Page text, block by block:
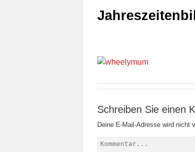
Schreiben Sie einen
Deine E-Mail-Adresse wird nicht